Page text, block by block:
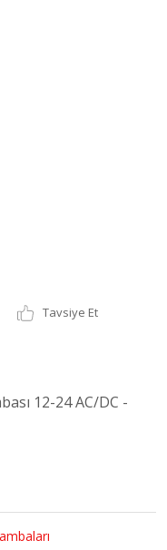
Tavsiye Et
12-24 AC/DC -